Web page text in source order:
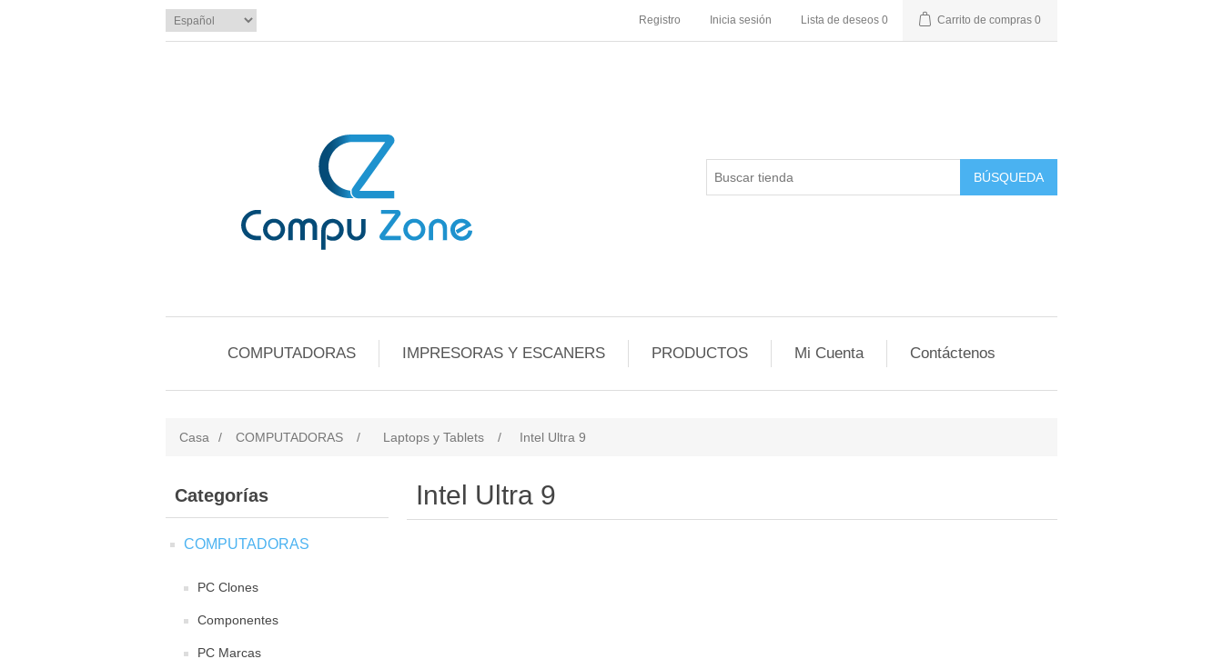
Registro Inicia sesión Lista de deseos 0 Carrito de compras 0
BÚSQUEDA
COMPUTADORAS IMPRESORAS Y ESCANERS PRODUCTOS Mi Cuenta Contáctenos
Casa / COMPUTADORAS / Laptops y Tablets / Intel Ultra 9
Categorías
COMPUTADORAS
PC Clones
Componentes
PC Marcas
Intel Ultra 9